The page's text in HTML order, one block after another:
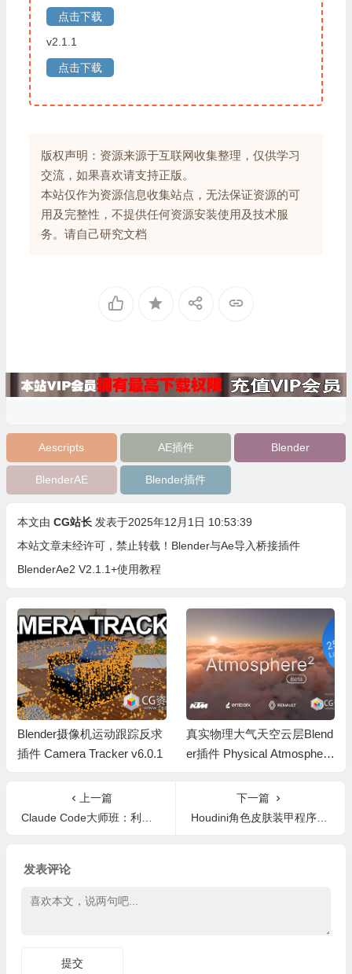
点击下载
v2.1.1
点击下载
版权声明：资源来源于互联网收集整理，仅供学习
交流，如果喜欢请支持正版。
本站仅作为资源信息收集站点，无法保证资源的可
用及完整性，不提供任何资源安装使用及技术服
务。请自己研究文档
Aescripts AE插件 Blender
BlenderAE Blender插件
本文由 CG站长 发表于2025年12月1日 10:53:39
本站文章未经许可，禁止转载！ Blender与Ae导入桥接插件
BlenderAe2 V2.1.1+使用教程
Blender摄像机运动跟踪反求
插件 Camera Tracker v6.0.1
真实物理大气天空云层Blend
er插件 Physical Atmosphere
上一篇
Claude Code大师班：利用智能人工智能将代码速度提升5倍+中英文字幕
下一篇
Houdini角色皮肤装甲程序化建模教程+中英文字幕
发表评论